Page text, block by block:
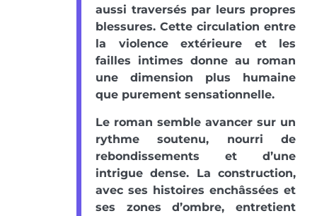
aussi traversés par leurs propres
blessures. Cette circulation entre
la violence extérieure et les
failles intimes donne au roman
une dimension plus humaine
que purement sensationnelle.
Le roman semble avancer sur un
rythme soutenu, nourri de
rebondissements et d’une
intrigue dense. La construction,
avec ses histoires enchâssées et
ses zones d’ombre, entretient